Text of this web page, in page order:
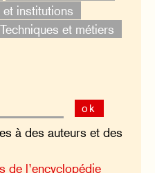
et institutions
Techniques et métiers
ok
à des auteurs et des
de l’encyclopédie